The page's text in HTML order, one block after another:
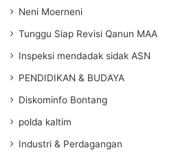
Neni Moerneni
Tunggu Siap Revisi Qanun MAA
Inspeksi mendadak sidak ASN
PENDIDIKAN & BUDAYA
Diskominfo Bontang
polda kaltim
Industri & Perdagangan